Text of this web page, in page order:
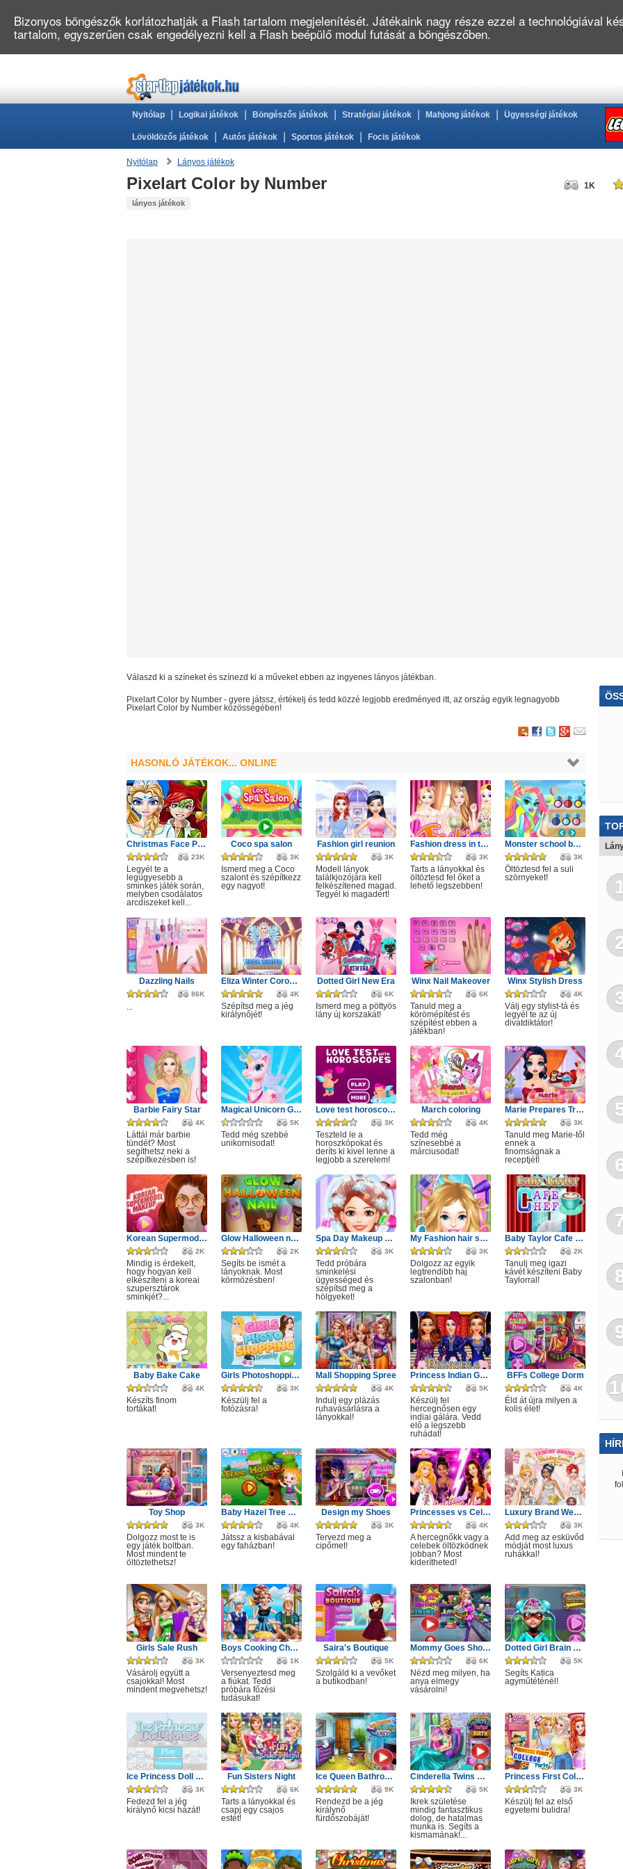
Nyitólap Logikai játékok Böngészős játékok Stratégiai játékok Mahjong játékok Ügyességi játékok
Lövöldözős játékok Autós játékok Sportos játékok Focis játékok
Nyitólap Lányos játékok
Pixelart Color by Number
lányos játékok
1K
Válaszd ki a színeket és színezd ki a műveket ebben az ingyenes lányos játékban.
Pixelart Color by Number - gyere játssz, értékelj és tedd közzé legjobb eredményed itt, az ország egyik legnagyobb
Pixelart Color by Number közösségében!
HASONLÓ JÁTÉKOK... ONLINE
Christmas Face Painting
23K
Legyél te a
legügyesebb a
sminkes játék során,
melyben csodálatos
arcdíszeket kell...
Coco spa salon
3K
Ismerd meg a Coco
szalont és szépítkezz
egy nagyot!
Fashion girl reunion
3K
Modell lányok
találkjozójára kell
felkészítened magad.
Tegyél ki magadért!
Fashion dress in tulle style
3K
Tarts a lányokkal és
öltöztesd fel őket a
lehető legszebben!
Monster school beach party game
3K
Öltöztesd fel a suli
szörnyeket!
Dazzling Nails
86K
...
Eliza Winter Coronation
4K
Szépítsd meg a jég
királynőjét!
Dotted Girl New Era
6K
Ismerd meg a pöttyös
lány új korszakát!
Winx Nail Makeover
6K
Tanuld meg a
körömépítést és
szépítést ebben a
játékban!
Winx Stylish Dress
4K
Válj egy stylist-tá és
legyél te az új
divatdiktátor!
Barbie Fairy Star
4K
Láttál már barbie
tündét? Most
segíthetsz neki a
szépítkezésben is!
Magical Unicorn Grooming World
5K
Tedd még szebbé
unikornisodat!
Love test horoscopes
3K
Teszteld le a
horoszkópokat és
deríts ki kivel lenne a
legjobb a szerelem!
March coloring
4K
Tedd még
színesebbé a
márciusodat!
Marie Prepares Treat
3K
Tanuld meg Marie-től
ennek a
finomságnak a
receptjét!
Korean Supermodel Makeup
2K
Mindig is érdekelt,
hogy hogyan kell
elkészíteni a koreai
szupersztárok
sminkjét?...
Glow Halloween nails polish
2K
Segíts be ismét a
lányoknak. Most
körmözésben!
Spa Day Makeup Artist
3K
Tedd próbára
sminkelési
ügyességed és
szépítsd meg a
hölgyeket!
My Fashion hair salon
3K
Dolgozz az egyik
legtrendibb haj
szalonban!
Baby Taylor Cafe Chef
2K
Tanulj meg igazi
kávét készíteni Baby
Taylorral!
Baby Bake Cake
4K
Készíts finom
tortákat!
Girls Photoshopping Dressup
3K
Készülj fel a
fotózásra!
Mall Shopping Spree
4K
Indulj egy plázás
ruhavásárlásra a
lányokkal!
Princess Indian Gala Fashion
5K
Készülj fel
hercegnősen egy
indiai gálára. Vedd
elő a legszebb
ruhádat!
BFFs College Dorm
4K
Éld át újra milyen a
kolis élet!
Toy Shop
3K
Dolgozz most te is
egy játék boltban.
Most mindent te
öltöztethetsz!
Baby Hazel Tree House
4K
Játssz a kisbabával
egy faházban!
Design my Shoes
3K
Tervezd meg a
cipőmet!
Princesses vs Celebs Fashion Challenge
4K
A hercegnőkk vagy a
celebek öltözködnek
jobban? Most
kiderítheted!
Luxury Brand Wedding Gowns
3K
Add meg az esküvőd
módját most luxus
ruhákkal!
Girls Sale Rush
3K
Vásárolj együtt a
csajokkal! Most
mindent megvehetsz!
Boys Cooking Challenge
1K
Versenyeztesd meg
a fiúkat. Tedd
próbára főzési
tudásukat!
Saira's Boutique
5K
Szolgáld ki a vevőket
a butikodban!
Mommy Goes Shopping
6K
Nézd meg milyen, ha
anya elmegy
vásárolni!
Dotted Girl Brain Doctor
5K
Segíts Katica
agyműtéténél!
Ice Princess Doll House
3K
Fedezd fel a jég
királynő kicsi házát!
Fun Sisters Night
6K
Tarts a lányokkal és
csapj egy csajos
estét!
Ice Queen Bathroom Deco
9K
Rendezd be a jég
királynő
fürdőszobáját!
Cinderella Twins Birth
5K
Ikrek születése
mindig fantasztikus
dolog, de hatalmas
munka is. Segíts a
kismamának!...
Princess First College Party
3K
Készülj fel az első
egyetemi bulidra!
Bizonyos böngészők korlátozhatják a Flash tartalom megjelenítését. Játékaink nagy része ezzel a technológiával
tartalom, egyszerűen csak engedélyezni kell a Flash beépülő modul futását a böngészőben.